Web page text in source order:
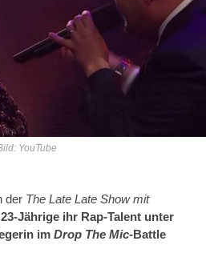
YouTube
der The Late Late Show mit
23-Jährige ihr Rap-Talent unter
im Drop The Mic-Battle